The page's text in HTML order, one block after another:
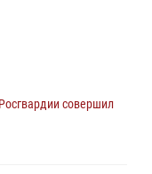
долга
к
совершил